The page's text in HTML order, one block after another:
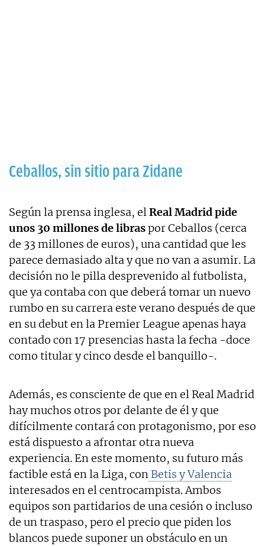
Ceballos, sin sitio para Zidane
Según la prensa inglesa, elReal Madrid pide
unos 30 millones de libraspor Ceballos (cerca
de 33 millones de euros), una cantidad que les
parece demasiado alta y que no van a asumir. La
decisión no le pilla desprevenido al futbolista,
que ya contaba con que deberá tomar un nuevo
rumbo en su carrera este verano después de que
en su debut en la Premier League apenas haya
contado con 17 presencias hasta la fecha -doce
como titular y cinco desde el banquillo-.
Además, es consciente de que en el Real Madrid
hay muchos otros por delante de él y que
difícilmente contará con protagonismo, por eso
está dispuesto a afrontar otra nueva
experiencia. En este momento, su futuro más
factible está en la Liga, con Betis y Valencia
interesados en el centrocampista. Ambos
equipos son partidarios de una cesión o incluso
de un traspaso, pero el precio que piden los
blancos puede suponer un obstáculo en un